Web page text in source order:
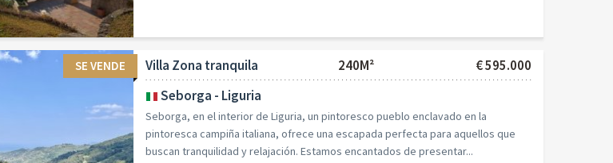
SE VENDE Villa Zona tranquila 240M²
€ 595.000
Seborga - Liguria
Seborga, en el interior de Liguria, un pintoresco pueblo enclavado en la
pintoresca campiña italiana, ofrece una escapada perfecta para aquellos que
buscan tranquilidad y relajación. Estamos encantados de presentar...